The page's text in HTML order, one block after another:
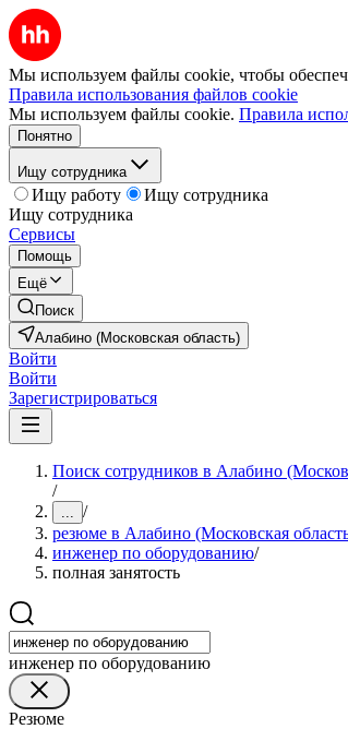
Мы используем файлы cookie, чтобы
Правила использования файлов cookie
Мы используем файлы cookie. Правила
Понятно
Ищу сотрудника
Ищу работу
Ищу сотрудника
Ищу сотрудника
Сервисы
Помощь
Ещё
Поиск
Алабино (Московская область)
Войти
Войти
Зарегистрироваться
Поиск сотрудников в Алабино
/
... /
резюме в Алабино (Московская
инженер по оборудованию/
полная занятость
инженер по оборудованию
Резюме